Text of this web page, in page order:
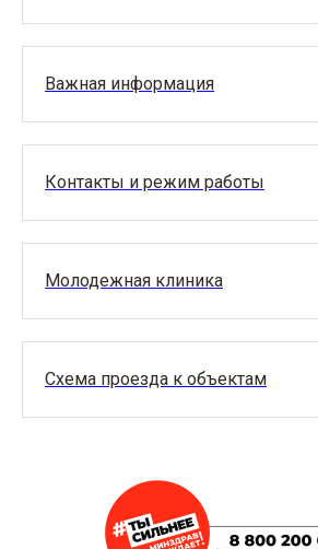
Важная информация
Контакты и режим работы
Молодежная клиника
Схема проезда к объектам